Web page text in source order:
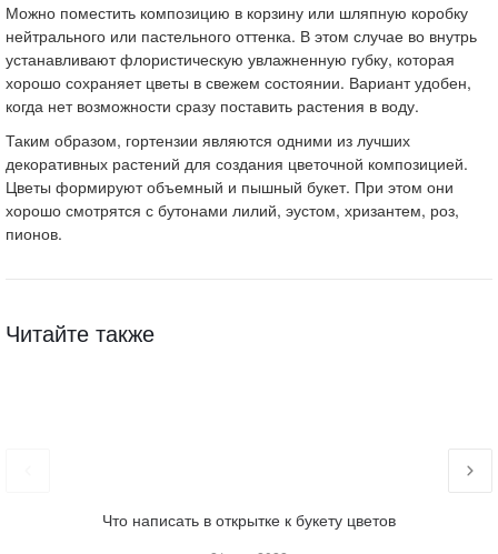
Можно поместить композицию в корзину или шляпную коробку
нейтрального или пастельного оттенка. В этом случае во внутрь
устанавливают флористическую увлажненную губку, которая
хорошо сохраняет цветы в свежем состоянии. Вариант удобен,
когда нет возможности сразу поставить растения в воду.
Таким образом, гортензии являются одними из лучших
декоративных растений для создания цветочной композицией.
Цветы формируют объемный и пышный букет. При этом они
хорошо смотрятся с бутонами лилий, эустом, хризантем, роз,
пионов.
Читайте также
Что написать в открытке к букету цветов